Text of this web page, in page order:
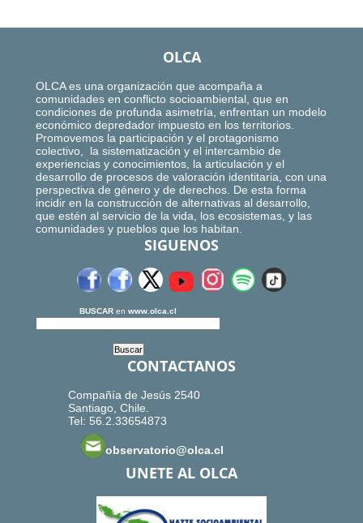
OLCA
OLCA es una organización que acompaña a
comunidades en conflicto socioambiental, que en
condiciones de profunda asimetría, enfrentan un modelo
económico depredador impuesto en los territorios.
Promovemos la participación y el protagonismo
colectivo, la sistematización y el intercambio de
experiencias y conocimientos, la articulación y el
desarrollo de procesos de valoración identitaria, con una
perspectiva de género y de derechos. De esta forma
incidir en la construcción de alternativas al desarrollo,
que estén al servicio de la vida, los ecosistemas, y las
comunidades y pueblos que los habitan.
SIGUENOS
BUSCAR en www.olca.cl
CONTACTANOS
Compañía de Jesús 2540
Santiago, Chile.
Tel: 56.2.33654873
observatorio@olca.cl
UNETE AL OLCA